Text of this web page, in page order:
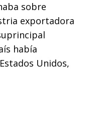
sobre
exportadora
había
Unidos,